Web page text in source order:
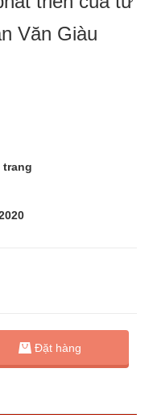
Văn Giàu
trang
Đặt hàng